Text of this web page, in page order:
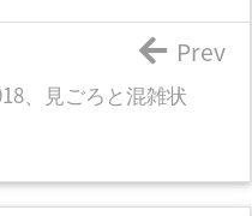
、見ごろと混雑状
Prev